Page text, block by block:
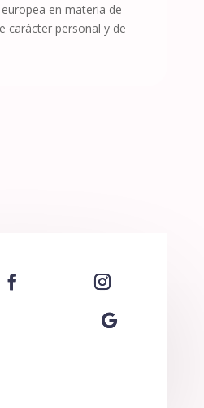
en materia de
carácter personal y de